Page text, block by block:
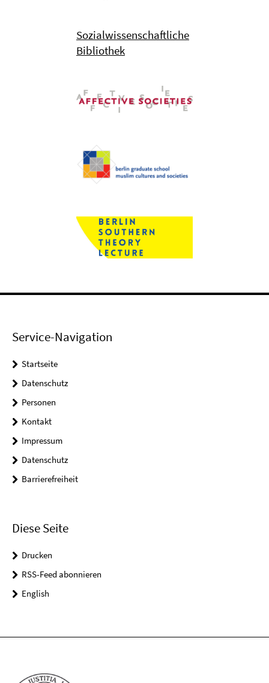
Sozialwissenschaftliche
Bibliothek
Service-Navigation
Startseite
Datenschutz
Personen
Kontakt
Impressum
Datenschutz
Barrierefreiheit
Diese Seite
Drucken
RSS-Feed abonnieren
English